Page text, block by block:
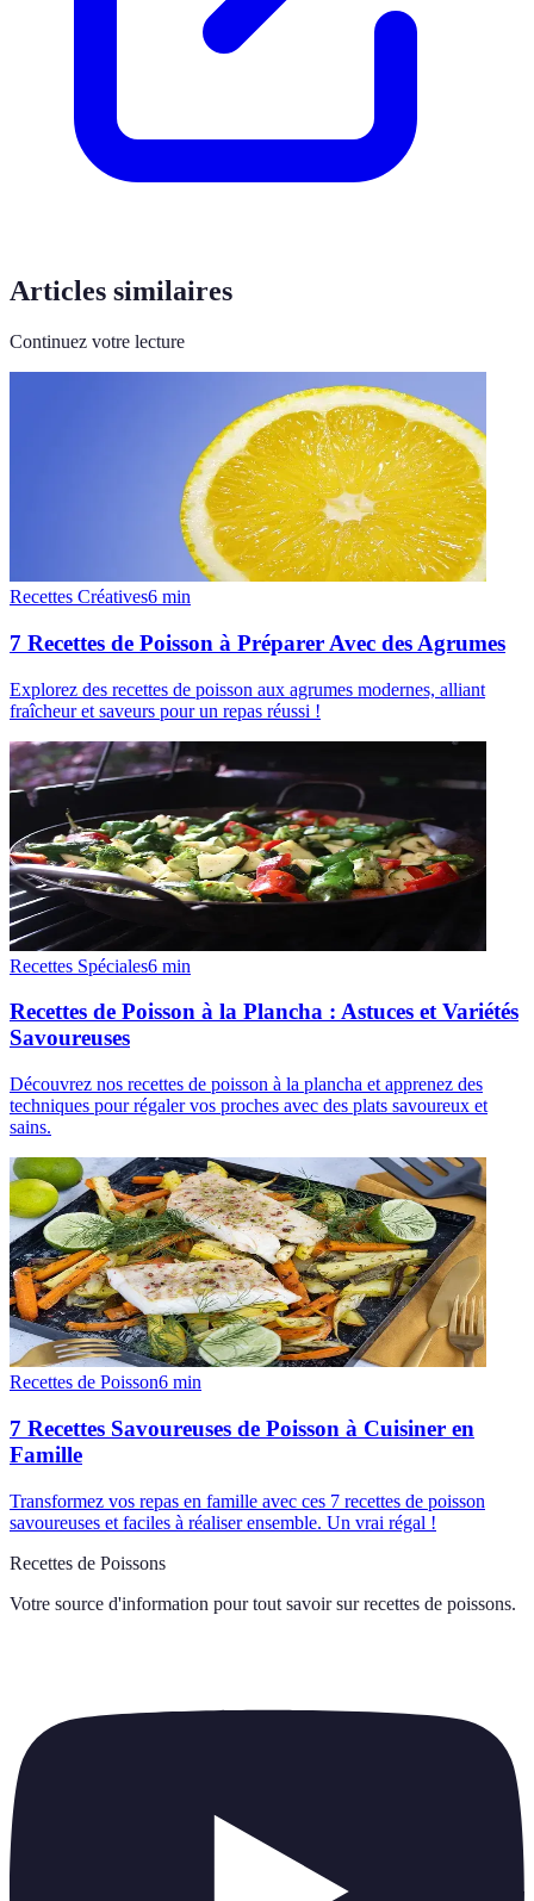
Articles similaires
Continuez votre lecture
Recettes Créatives6 min
7 Recettes de Poisson à Préparer Avec des Agrumes
Explorez des recettes de poisson aux agrumes modernes, alliant
fraîcheur et saveurs pour un repas réussi !
Recettes Spéciales6 min
Recettes de Poisson à la Plancha : Astuces et Variétés
Savoureuses
Découvrez nos recettes de poisson à la plancha et apprenez des
techniques pour régaler vos proches avec des plats savoureux et
sains.
Recettes de Poisson6 min
7 Recettes Savoureuses de Poisson à Cuisiner en
Famille
Transformez vos repas en famille avec ces 7 recettes de poisson
savoureuses et faciles à réaliser ensemble. Un vrai régal !
Recettes de Poissons
Votre source d'information pour tout savoir sur recettes de poissons.